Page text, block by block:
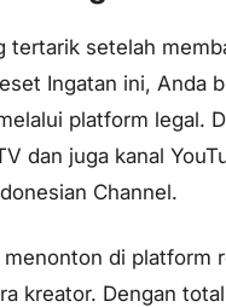
tertarik setelah
Ingatan ini, Anda
platform legal.
dan juga kanal
Channel.
di platform
kreator. Dengan